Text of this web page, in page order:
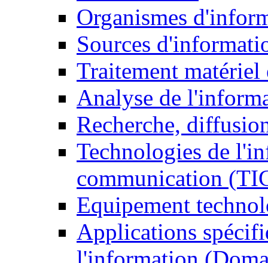
Organismes
Sources
Traitement matériel
Analyse de
Recherche,
Technologies de
communication
Equipement
Applications